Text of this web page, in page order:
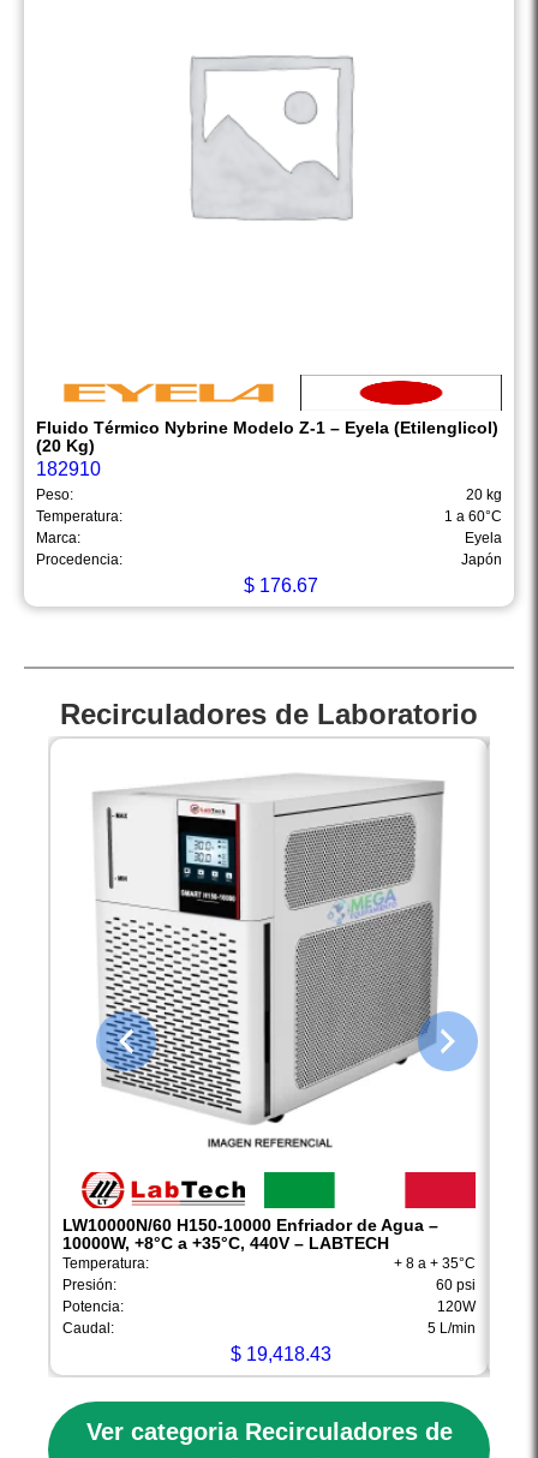
Fluido Térmico Nybrine Modelo Z-1 – Eyela (Etilenglicol)
(20 Kg)
182910
Peso:
20 kg
Temperatura:
1 a 60°C
Marca:
Eyela
Procedencia:
Japón
$ 176.67
Recirculadores de Laboratorio
LW10000N/60 H150-10000 Enfriador de Agua –
10000W, +8°C a +35°C, 440V – LABTECH
Temperatura:
+ 8 a + 35°C
Presión:
60 psi
Potencia:
120W
Caudal:
5 L/min
$ 19,418.43
Ver categoria Recirculadores de